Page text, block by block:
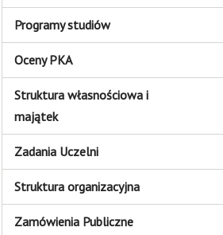
Programy studiów
Oceny PKA
Struktura własnościowa i
majątek
Zadania Uczelni
Struktura organizacyjna
Zamówienia Publiczne